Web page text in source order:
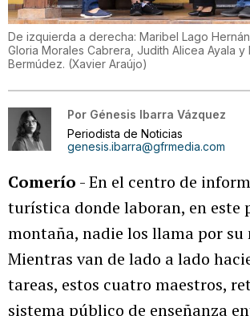
De izquierda a derecha: Maribel Lago
Gloria Morales Cabrera, Judith Alicea Ayala y
Bermúdez. (Xavier Araújo)
Por Génesis Ibarra Vázquez
Periodista de Noticias
genesis.ibarra@gfrmedia.com
Comerío - En el centro de
turística donde laboran, en este
montaña, nadie los llama por su
Mientras van de lado a lado
tareas, estos cuatro maestros,
sistema público de enseñanza